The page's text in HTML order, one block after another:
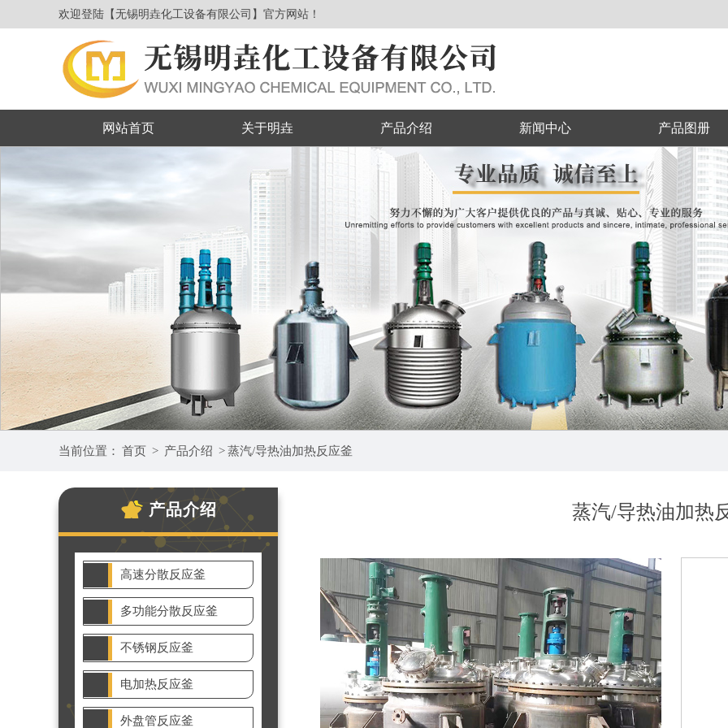
欢迎登陆【无锡明垚化工设备有限公司】官方网站！
网站首页 关于明垚 产品介绍 新闻中心 产品图册
当前位置： 首页 > 产品介绍 >蒸汽/导热油加热反应釜
产品介绍
高速分散反应釜
多功能分散反应釜
不锈钢反应釜
电加热反应釜
外盘管反应釜
蒸汽/导热油加热